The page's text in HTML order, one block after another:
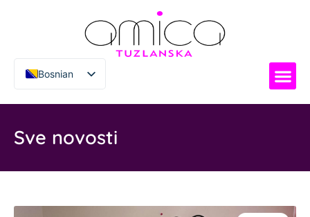
Bosnian
Sve novosti